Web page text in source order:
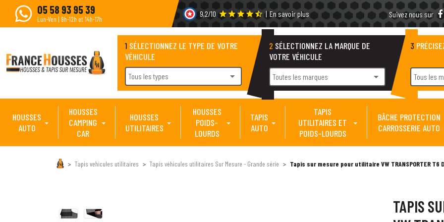
05 58 93 95 39
Lun-Ven | 9h-12h et 14h-17h
9,2/10 star starstarstarstar_half | En savoir plus Suivez nous sur
1 SÉLECTIONNEZ LE TYPE DE VOTRE
VÉHICULE
Tous les types arrow_drop_down
2 SÉLECTIONNEZ LA MARQUE DE
VOTRE VÉHICULE
Toutes les marques arrow_drop_down
3
Tous les
HOUSSES
AUTO
HOUSSES
CAMPING
CAR
HOUSSES
UTILITAIRES
HOUSSES
POIDS-
LOURDS
TAPIS
AUTO
TAPIS
UTILITAIRES ET
POIDS-LOURDS
BÂCHE PROTECTION
CARROSSERIE AUTO
Tapis vehicules utilitaires Tapis véhicules utilitaires Sur Mesure - Grande série Tapis sur mesure pour utilitaire VW TRANSPORTER T6
TAPIS